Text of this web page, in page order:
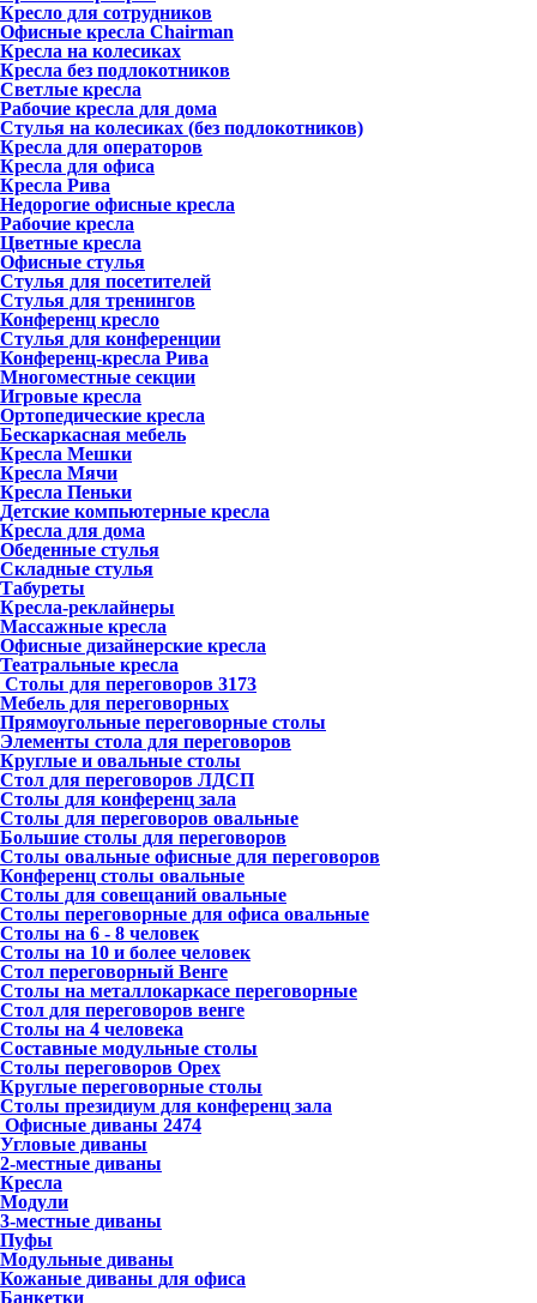
Кресло для сотрудников
Офисные кресла Chairman
Кресла на колесиках
Кресла без подлокотников
Светлые кресла
Рабочие кресла для дома
Стулья на колесиках (без подлокотников)
Кресла для операторов
Кресла для офиса
Кресла Рива
Недорогие офисные кресла
Рабочие кресла
Цветные кресла
Офисные стулья
Стулья для посетителей
Стулья для тренингов
Конференц кресло
Стулья для конференции
Конференц-кресла Рива
Многоместные секции
Игровые кресла
Ортопедические кресла
Бескаркасная мебель
Кресла Мешки
Кресла Мячи
Кресла Пеньки
Детские компьютерные кресла
Кресла для дома
Обеденные стулья
Складные стулья
Табуреты
Кресла-реклайнеры
Массажные кресла
Офисные дизайнерские кресла
Театральные кресла
Столы для переговоров 3173
Мебель для переговорных
Прямоугольные переговорные столы
Элементы стола для переговоров
Круглые и овальные столы
Стол для переговоров ЛДСП
Столы для конференц зала
Столы для переговоров овальные
Большие столы для переговоров
Столы овальные офисные для переговоров
Конференц столы овальные
Столы для совещаний овальные
Столы переговорные для офиса овальные
Столы на 6 - 8 человек
Столы на 10 и более человек
Стол переговорный Венге
Столы на металлокаркасе переговорные
Стол для переговоров венге
Столы на 4 человека
Составные модульные столы
Столы переговоров Орех
Круглые переговорные столы
Столы президиум для конференц зала
Офисные диваны 2474
Угловые диваны
2-местные диваны
Кресла
Модули
3-местные диваны
Пуфы
Модульные диваны
Кожаные диваны для офиса
Банкетки